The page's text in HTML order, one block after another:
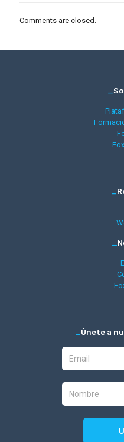
Comments are closed.
_
_
_
_Únete a